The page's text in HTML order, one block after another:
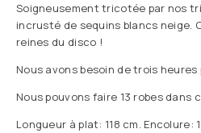
Soigneusement tricotée par nos
incrusté de sequins blancs neige.
reines du disco !
Nous avons besoin de trois
Nous pouvons faire 13 robes dans
Longueur à plat: 118 cm. Encolure: